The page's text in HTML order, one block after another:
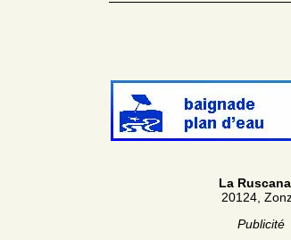
La Ruscana
20124,
Publicité